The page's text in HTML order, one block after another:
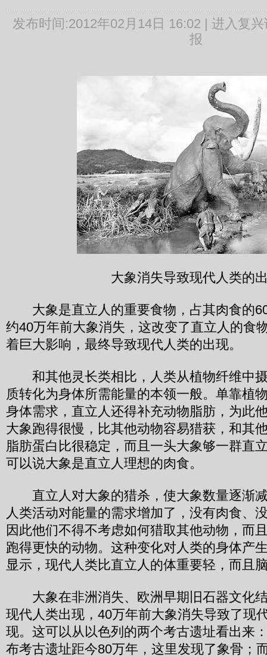
发布时间:2012年02月14日 16:02 | 进入复兴
报
大象消失导致现代人类的
大象是直立人的重要食物，占其肉食的
约40万年前大象消失，这改变了直立人的食
着巨大影响，最终导致现代人类的出现。
和其他灵长类相比，人类从植物纤维中
质转化为身体所需能量的本领一般。单靠植
身体需求，直立人还得补充动物脂肪，为此
大象跑得很慢，比其他动物容易猎获，和其
脂肪蛋白比很稳定，而且一头大象够一群直
可以说大象是直立人理想的肉食。
直立人对大象的猎杀，使大象数量逐渐
人类活动对能量的需求增加了，没有肉食、
因此他们不得不考虑如何猎取其他动物，而
跑得更快的动物。这种变化对人类的身体产
显示，现代人类比直立人的体重要轻，而且
大象在非洲消失、欧洲早期旧石器文化
现代人类出现，40万年前大象消失导致了现
现。这可以从以色列的两个考古遗址看出来
布考古遗址距今80万年，这里发现了象骨；